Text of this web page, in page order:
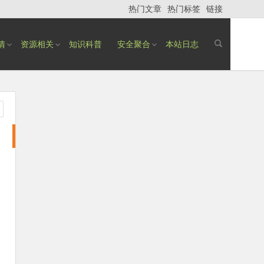
热门文章 热门标签 链接
资源相关 知识科普 安全聚合 本站日志